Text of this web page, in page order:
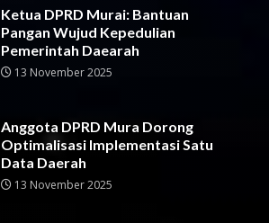
Ketua DPRD Murai: Bantuan
Pangan Wujud Kepedulian
Pemerintah Daearah
13 November 2025
Anggota DPRD Mura Dorong
Optimalisasi Implementasi Satu
Data Daerah
13 November 2025